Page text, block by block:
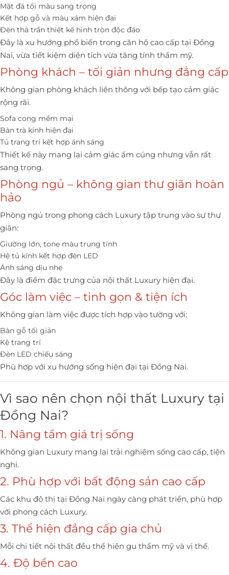
Mặt đá tối màu sang trọng
Kết hợp gỗ và màu xám hiện đại
Đèn thả trần thiết kế hình tròn độc đáo
Đây là xu hướng phổ biến trong căn hộ cao cấp tại Đồng
Nai, vừa tiết kiệm diện tích vừa tăng tính thẩm mỹ.
Phòng khách – tối giản nhưng đẳng cấp
Không gian phòng khách liên thông với bếp tạo cảm giác
rộng rãi.
Sofa cong mềm mại
Bàn trà kính hiện đại
Tủ trang trí kết hợp ánh sáng
Thiết kế này mang lại cảm giác ấm cúng nhưng vẫn rất
sang trọng.
Phòng ngủ – không gian thư giãn hoàn
hảo
Phòng ngủ trong phong cách Luxury tập trung vào sự thư
giãn:
Giường lớn, tone màu trung tính
Hệ tủ kính kết hợp đèn LED
Ánh sáng dịu nhẹ
Đây là điểm đặc trưng của nội thất Luxury hiện đại.
Góc làm việc – tinh gọn & tiện ích
Không gian làm việc được tích hợp vào tường với:
Bàn gỗ tối giản
Kệ trang trí
Đèn LED chiếu sáng
Phù hợp với xu hướng sống hiện đại tại Đồng Nai.
Vì sao nên chọn nội thất Luxury tại
Đồng Nai?
1. Nâng tầm giá trị sống
Không gian Luxury mang lại trải nghiệm sống cao cấp, tiện
nghi.
2. Phù hợp với bất động sản cao cấp
Các khu đô thị tại Đồng Nai ngày càng phát triển, phù hợp
với phong cách Luxury.
3. Thể hiện đẳng cấp gia chủ
Mỗi chi tiết nội thất đều thể hiện gu thẩm mỹ và vị thế.
4. Độ bền cao